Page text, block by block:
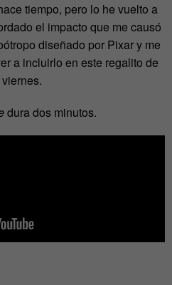
tiempo, pero lo he vuelto a
el impacto que me causó
diseñado por Pixar y me
a incluirlo en este regalito de
dura dos minutos.